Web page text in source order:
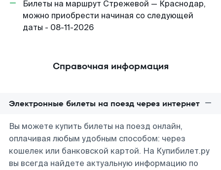
Билеты на маршрут Стрежевой — Краснодар,
можно приобрести начиная со следующей
даты - 08-11-2026
Справочная информация
Электронные билеты на поезд через интернет
Вы можете купить билеты на поезд онлайн,
оплачивая любым удобным способом: через
кошелек или банковской картой. На Купибилет.ру
вы всегда найдете актуальную информацию по